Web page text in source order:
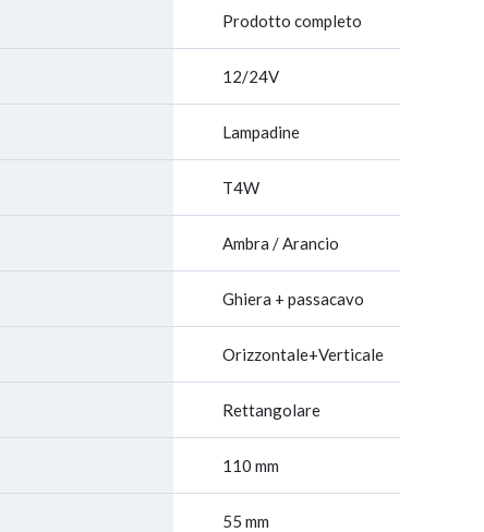
Prodotto completo
12/24V
Lampadine
T4W
Ambra / Arancio
Ghiera + passacavo
Orizzontale+Verticale
Rettangolare
110 mm
55 mm